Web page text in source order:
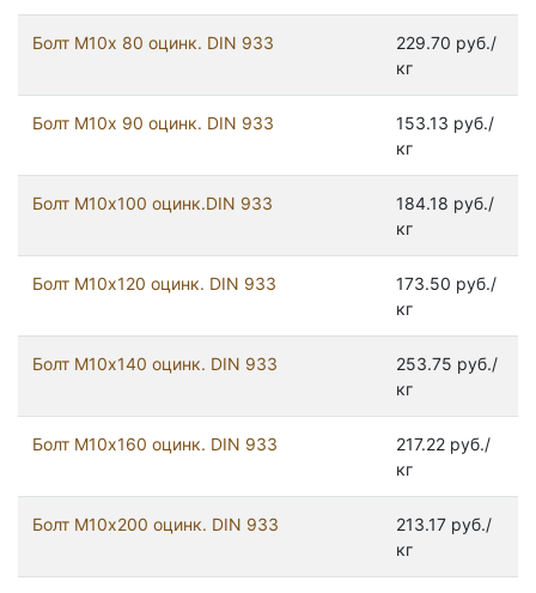
Болт М10х 80 оцинк. DIN 933
229.70 руб./
кг
Болт М10х 90 оцинк. DIN 933
153.13 руб./
кг
Болт М10х100 оцинк.DIN 933
184.18 руб./
кг
Болт М10х120 оцинк. DIN 933
173.50 руб./
кг
Болт М10х140 оцинк. DIN 933
253.75 руб./
кг
Болт М10х160 оцинк. DIN 933
217.22 руб./
кг
Болт М10х200 оцинк. DIN 933
213.17 руб./
кг